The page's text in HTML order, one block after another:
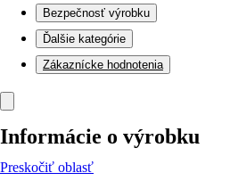
Bezpečnosť výrobku
Ďalšie kategórie
Zákaznícke hodnotenia
Informácie o výrobku
Preskočiť oblasť